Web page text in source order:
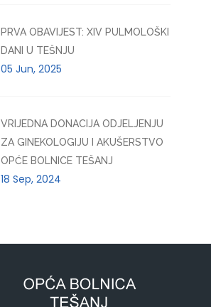
PRVA OBAVIJEST: XIV PULMOLOŠKI
DANI U TEŠNJU
05 Jun, 2025
VRIJEDNA DONACIJA ODJELJENJU
ZA GINEKOLOGIJU I AKUŠERSTVO
OPĆE BOLNICE TEŠANJ
18 Sep, 2024